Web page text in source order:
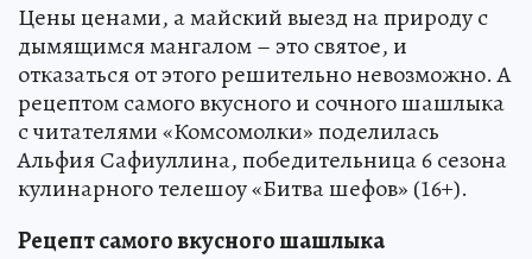
Цены ценами, а майский выезд на природу с
дымящимся мангалом – это святое, и
отказаться от этого решительно невозможно. А
рецептом самого вкусного и сочного шашлыка
с читателями «Комсомолки» поделилась
Альфия Сафиуллина, победительница 6 сезона
кулинарного телешоу «Битва шефов» (16+).
Рецепт самого вкусного шашлыка